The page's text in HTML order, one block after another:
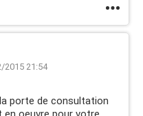
2015 21:54
porte de consultation